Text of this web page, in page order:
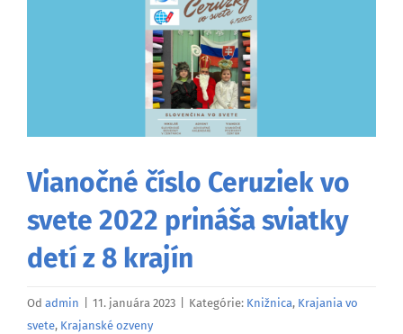
Vianočné číslo Ceruziek vo
svete 2022 prináša sviatky
detí z 8 krajín
Od admin 11. januára 2023 Kategórie: Knižnica, Krajania vo
svete, Krajanské ozveny